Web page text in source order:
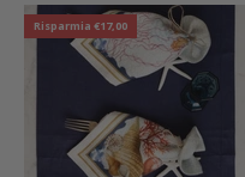
Risparmia €17,00